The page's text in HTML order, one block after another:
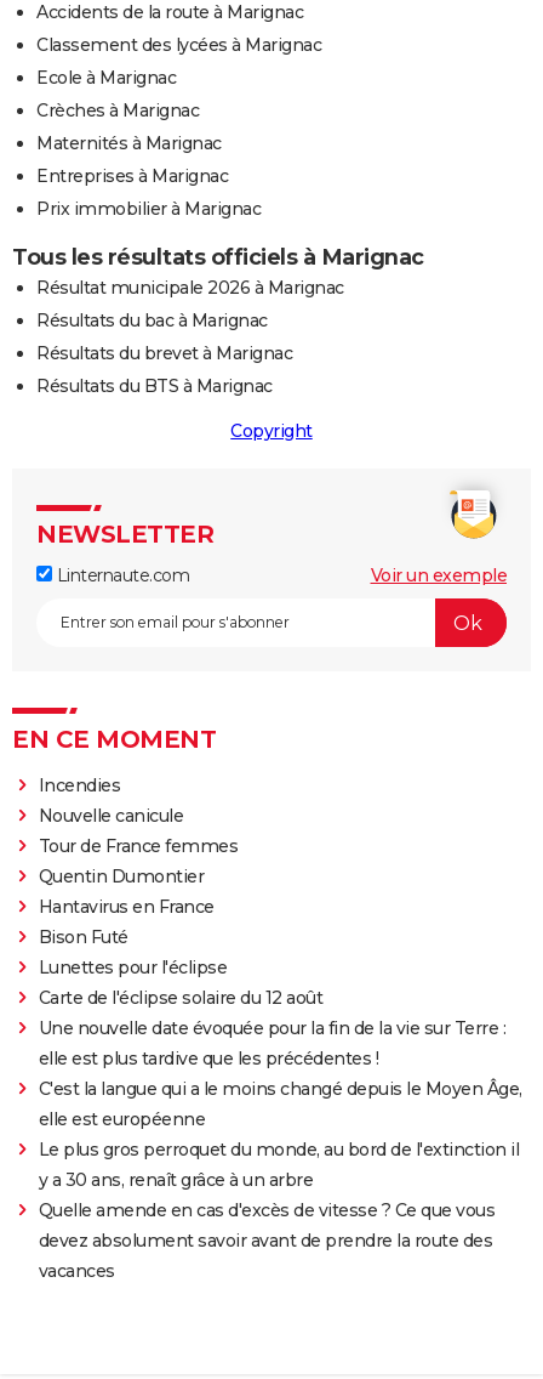
Accidents de la route à Marignac
Classement des lycées à Marignac
Ecole à Marignac
Crèches à Marignac
Maternités à Marignac
Entreprises à Marignac
Prix immobilier à Marignac
Tous les résultats officiels à Marignac
Résultat municipale 2026 à Marignac
Résultats du bac à Marignac
Résultats du brevet à Marignac
Résultats du BTS à Marignac
Copyright
NEWSLETTER
Linternaute.com Voir un exemple
EN CE MOMENT
Incendies
Nouvelle canicule
Tour de France femmes
Quentin Dumontier
Hantavirus en France
Bison Futé
Lunettes pour l'éclipse
Carte de l'éclipse solaire du 12 août
Une nouvelle date évoquée pour la fin de la vie sur Terre :
elle est plus tardive que les précédentes !
C'est la langue qui a le moins changé depuis le Moyen Âge,
elle est européenne
Le plus gros perroquet du monde, au bord de l'extinction il
y a 30 ans, renaît grâce à un arbre
Quelle amende en cas d'excès de vitesse ? Ce que vous
devez absolument savoir avant de prendre la route des
vacances